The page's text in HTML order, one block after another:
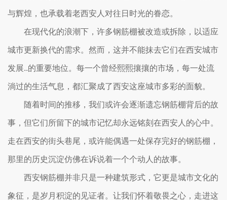
与辉煌，也承载着老西安人对往日时光的眷恋。
在现代化的浪潮下，许多钢筋棚被改造或拆除，以适应
城市更新换代的需求。然而，这并不能抹去它们在西安城市
发展..的重要地位。每一个曾经熙熙攘攘的市场，每一处流
淌过的生活气息，都汇聚成了西安这座城市多彩的面貌。
随着时间的推移，我们或许会逐渐遗忘钢筋棚背后的故
事，但它们所留下的城市记忆却永远铭刻在西安人的心中。
走在西安的街头巷尾，或许能偶遇一处保存完好的钢筋棚，
那里的历史沉淀仿佛在诉说着一个个动人的故事。
西安钢筋棚并非只是一种建筑形式，它更是城市文化的
象征，是岁月积淀的见证者。让我们怀着敬畏之心，走进这